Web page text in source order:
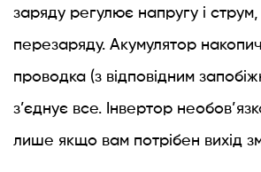
заряду
ШІМ
MPPT:
який
вам
заряду регулює напругу і
перезаряду. Акумулятор
проводка (з відповідним
з’єднує все. Інвертор
лише якщо вам потрібен вихід